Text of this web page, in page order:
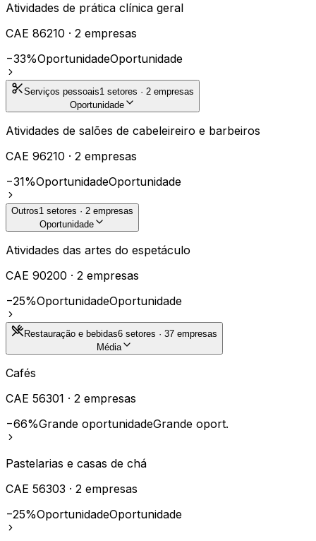
Atividades de prática clínica geral
CAE 86210 · 2 empresas
−33%OportunidadeOportunidade
Serviços pessoais1 setores · 2 empresas
Oportunidade
Atividades de salões de cabeleireiro e barbeiros
CAE 96210 · 2 empresas
−31%OportunidadeOportunidade
Outros1 setores · 2 empresas
Oportunidade
Atividades das artes do espetáculo
CAE 90200 · 2 empresas
−25%OportunidadeOportunidade
Restauração e bebidas6 setores · 37 empresas
Média
Cafés
CAE 56301 · 2 empresas
−66%Grande oportunidadeGrande oport.
Pastelarias e casas de chá
CAE 56303 · 2 empresas
−25%OportunidadeOportunidade